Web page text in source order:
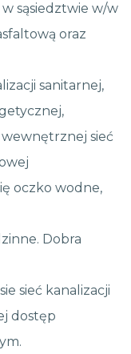
w sąsiedztwie w/w
oraz
sanitarnej,
sieć
oczko wodne,
Dobra
sieć kanalizacji
dostęp